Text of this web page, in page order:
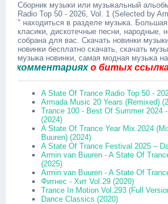
Сборник музыки или музыкальный
Radio Top 50 - 2026, Vol. 1 (Selected by
" находиться в разделе музыка. Большая
класики, дискотечные песни, народные,
собрана для вас. Скачать новинки
новинки бесплатно скачать, скачать
музыка новинки, самая модная музыка
о битых ссылках,
A State Of Trance Radio Top 50 -
Armada Music 20 Years (Remixed)
Trance 100 - Best Of Summer 2024
(2024)
A State Of Trance Year Mix 2024
Buuren) (2024)
A State Of Trance Festival 2025 –
Armin van Buuren - A State Of
(2025)
Armin van Buuren - A State Of
Фитнес - Хит Vol.29 (2020)
Trance In Motion Vol.293 (Full
Dance Classics (2020)